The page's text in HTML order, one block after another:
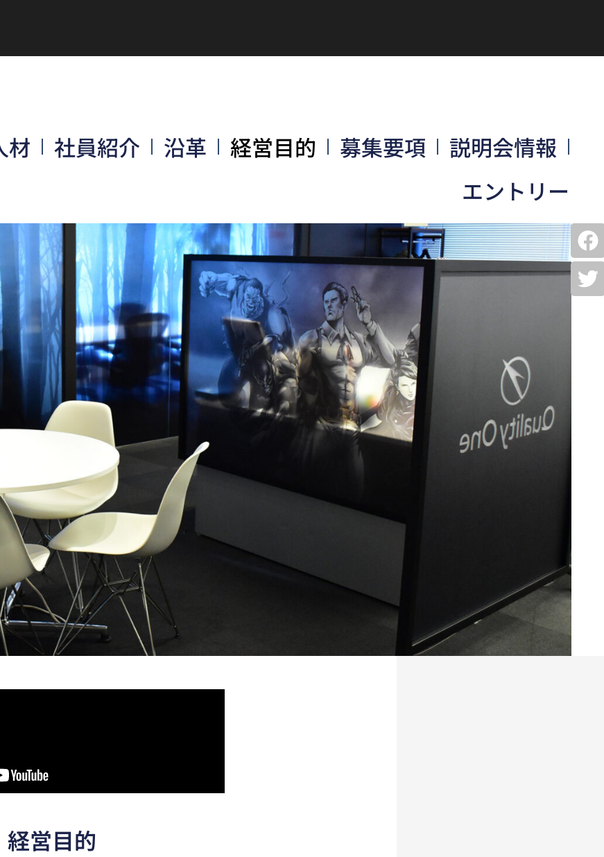
材 社員紹介 沿革 経営目的 募集要項
説明会情報
エントリー
経営目的